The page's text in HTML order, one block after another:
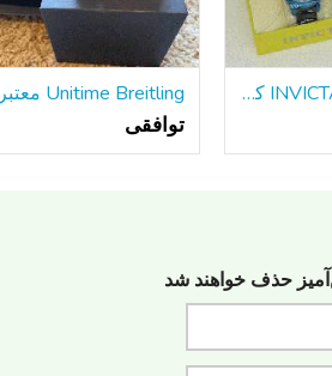
جدید INVICTA 21917 کوردوبا مردانه دیده بان آبی SS 50mm مورد تاریخ کوارتز
توافقی
حذف خواهند شد